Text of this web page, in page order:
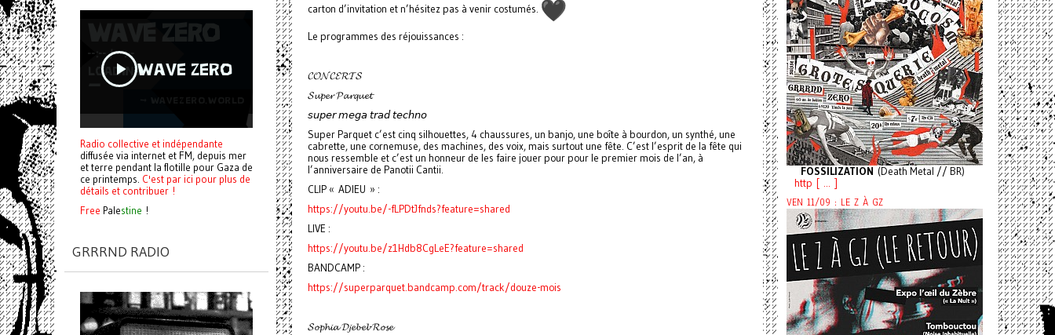
carton d’invitation et n’hésitez pas à venir costumés.
Le programmes des réjouissances :
𝓒𝓞𝓝𝓒𝓔𝓡𝓣𝓢
𝓢𝓾𝓹𝓮𝓻 𝓟𝓪𝓻𝓺𝓾𝓮𝓽
𝘴𝘶𝘱𝘦𝘳 𝘮𝘦𝘨𝘢 𝘵𝘳𝘢𝘥 𝘵𝘦𝘤𝘩𝘯𝘰
Super Parquet c’est cinq silhouettes, 4 chaussures, un banjo, une boîte à bourdon, un synthé, une
cabrette, une cornemuse, des machines, des voix, mais surtout une fête. C’est l’esprit de la fête qui
nous ressemble et c’est un honneur de les faire jouer pour pour le premier mois de l’an, à
l’anniversaire de Panotii Cantii.
CLIP « ADIEU » :
https://youtu.be/-fLPDtJfnds?feature=shared
LIVE :
https://youtu.be/z1Hdb8CgLeE?feature=shared
BANDCAMP :
https://superparquet.bandcamp.com/track/douze-mois
𝓢𝓸𝓹𝓱𝓲𝓪 𝓓𝓳𝓮𝓫𝓮𝓵-𝓡𝓸𝓼𝓮
Radio collective et indépendante
diffusée via internet et FM, depuis mer
et terre pendant la flotille pour Gaza de
ce printemps. C'est par ici pour plus de
détails et contribuer !
Free Palestine !
GRRRND RADIO
FOSSILIZATION (Death Metal // BR)
http [ ... ]
VEN 11/09 : LE Z À GZ